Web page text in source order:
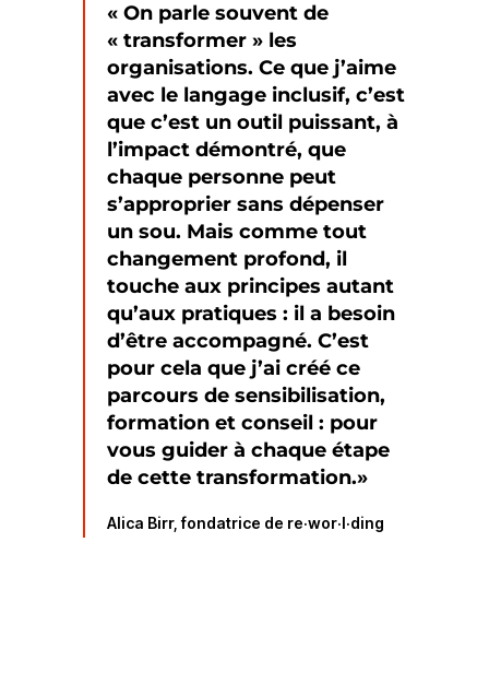
« On parle souvent de
« transformer » les
organisations. Ce que j’aime
avec le langage inclusif, c’est
que c’est un outil puissant, à
l’impact démontré, que
chaque personne peut
s’approprier sans dépenser
un sou. Mais comme tout
changement profond, il
touche aux principes autant
qu’aux pratiques : il a besoin
d’être accompagné. C’est
pour cela que j’ai créé ce
parcours de sensibilisation,
formation et conseil : pour
vous guider à chaque étape
de cette transformation.»
Alica Birr, fondatrice de re·wor·l·ding